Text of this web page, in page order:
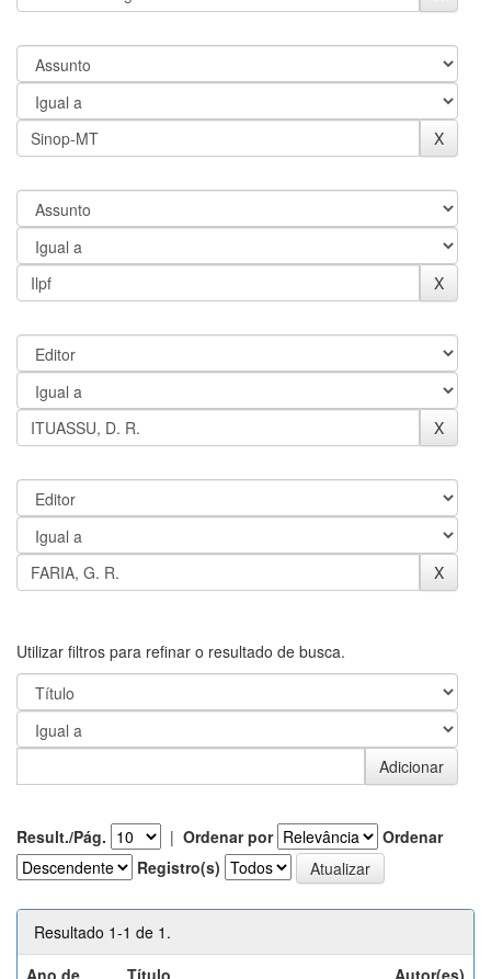
Utilizar filtros para refinar o resultado de busca.
Result./Pág. | Ordenar por
Ordenar
Registro(s)
Resultado 1-1 de 1.
Ano de
Título Autor(es)